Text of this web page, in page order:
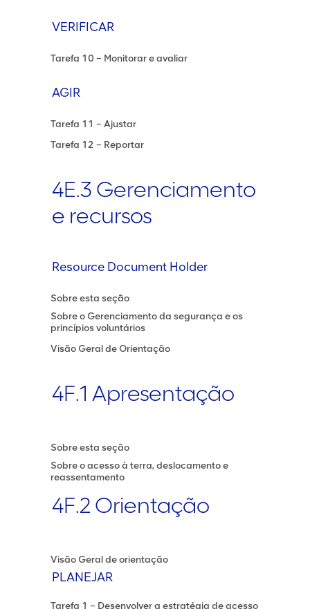
VERIFICAR
Tarefa 10 – Monitorar e avaliar
AGIR
Tarefa 11 – Ajustar
Tarefa 12 – Reportar
4E.3 Gerenciamento
e recursos
Resource Document Holder
Sobre esta seção
Sobre o Gerenciamento da segurança e os
princípios voluntários
Visão Geral de Orientação
4F.1 Apresentação
Sobre esta seção
Sobre o acesso à terra, deslocamento e
reassentamento
4F.2 Orientação
Visão Geral de orientação
PLANEJAR
Tarefa 1 – Desenvolver a estratégia de acesso